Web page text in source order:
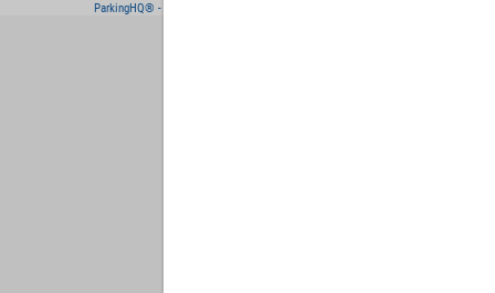
ParkingHQ® - eine Lösung von